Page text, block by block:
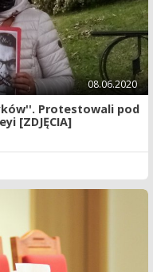
08.06.2020
Protestowali pod
[ZDJĘCIA]